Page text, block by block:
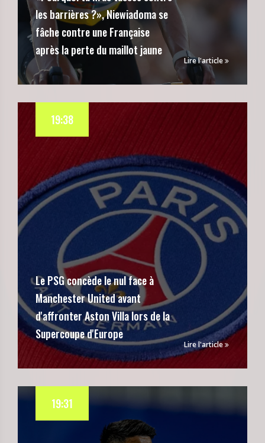
les barrières ?», Niewiadoma se
fâche contre une Française
après la perte du maillot jaune
Lire l'article
Le PSG concède le nul face à
Manchester United avant
d'affronter Aston Villa lors de la
Supercoupe d'Europe
19:38
Lire l'article
19:31